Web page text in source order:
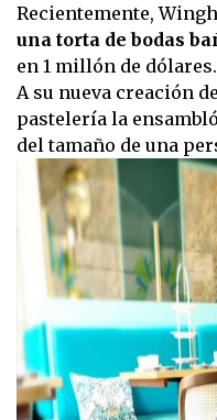
Recientemente,
una torta de bodas
en 1 millón de dólares.
A su nueva creación
pastelería la
del tamaño de una